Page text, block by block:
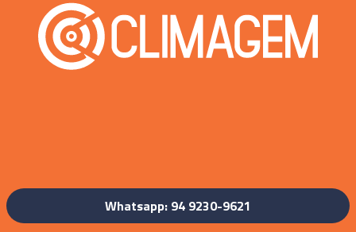
Whatsapp: 94 9230-9621